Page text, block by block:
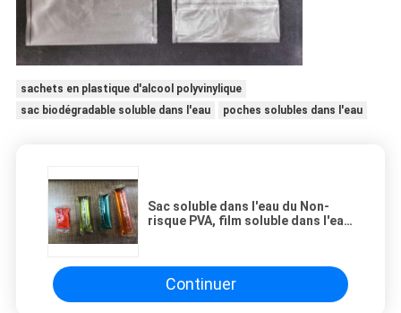
sachets en plastique d'alcool polyvinylique
sac biodégradable soluble dans l'eau
poches solubles dans l'eau
Sac soluble dans l'eau du Non-
risque PVA, film soluble dans l'eau
Continuer